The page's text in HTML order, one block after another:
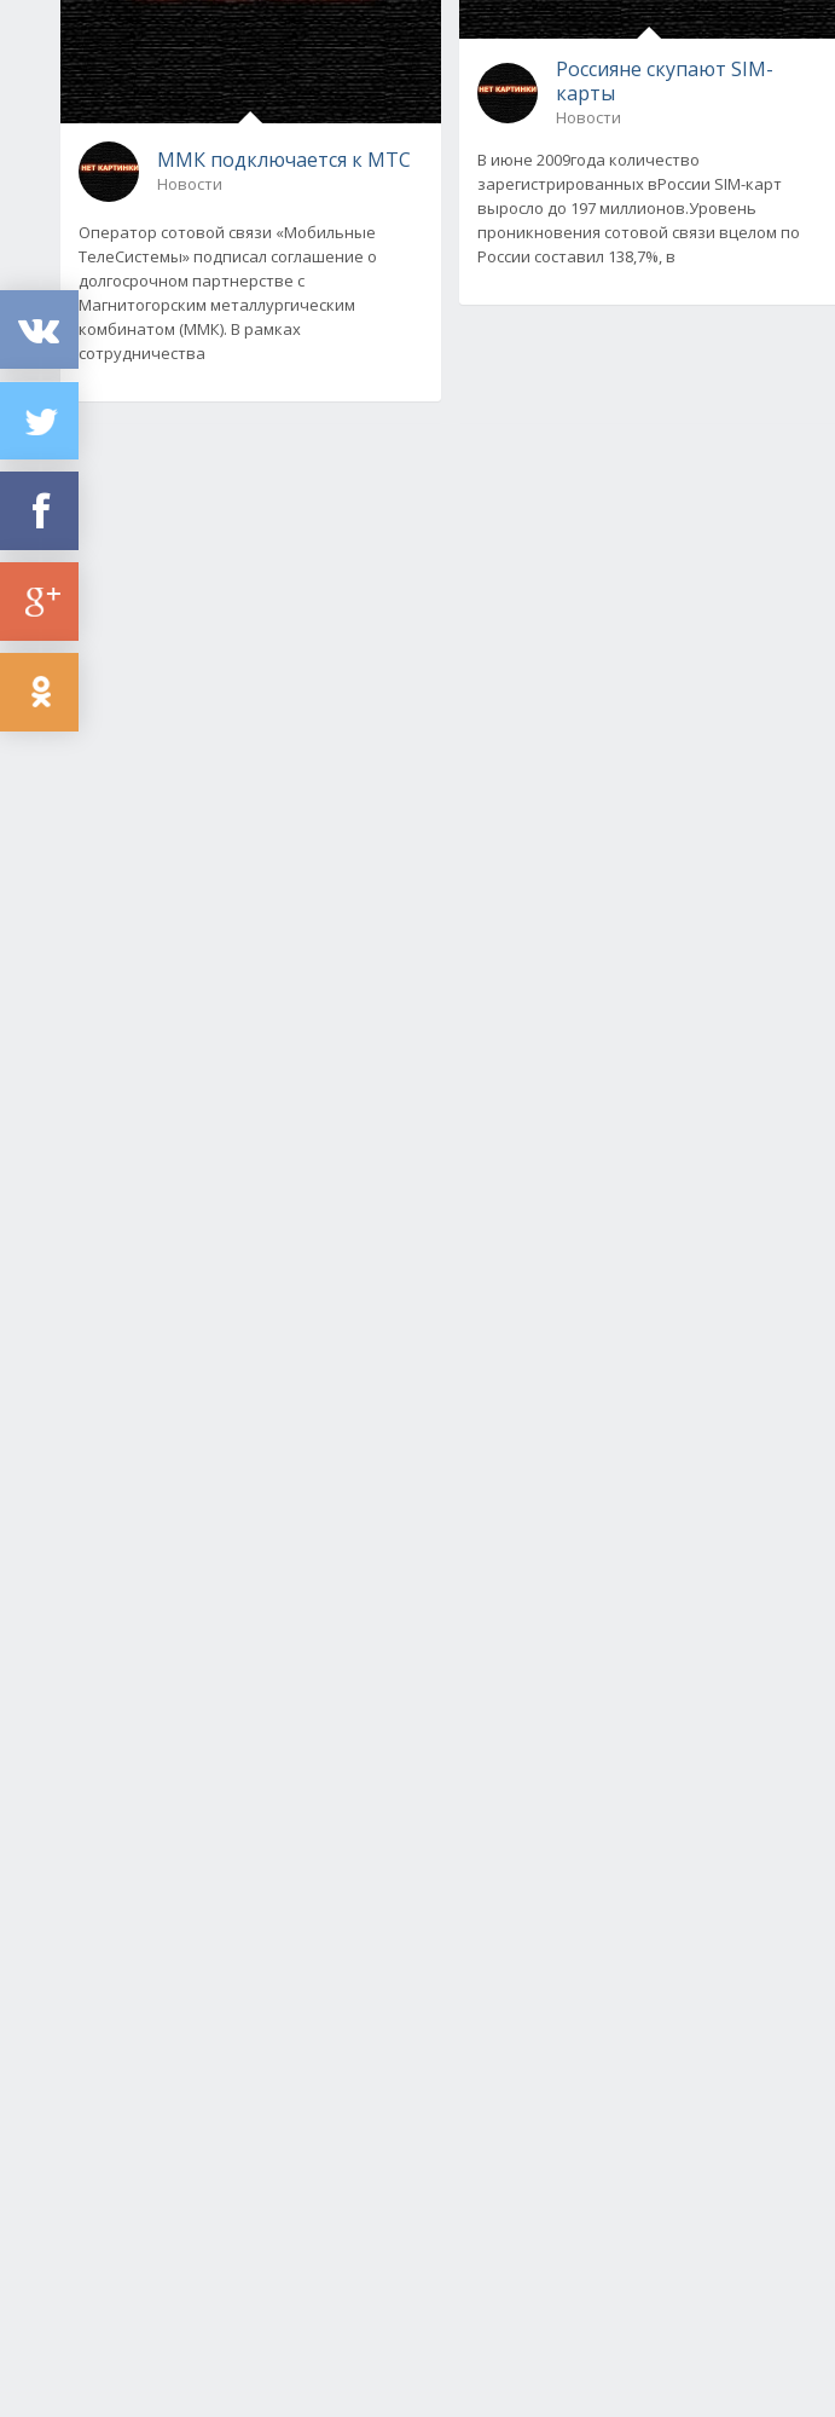
ММК подключается к МТС
Новости
Оператор сотовой связи «Мобильные
ТелеСистемы» подписал соглашение о
долгосрочном партнерстве с
Магнитогорским металлургическим
комбинатом (ММК). В рамках
сотрудничества
Россияне скупают SIM-
карты
Новости
В июне 2009года количество
зарегистрированных вРоссии SIM-карт
выросло до 197 миллионов.Уровень
проникновения сотовой связи вцелом по
России составил 138,7%, в